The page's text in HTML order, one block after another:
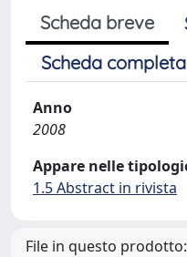
Scheda breve
Scheda
Anno
2008
Appare nelle
1.5 Abstract in rivista
File in questo prodotto: